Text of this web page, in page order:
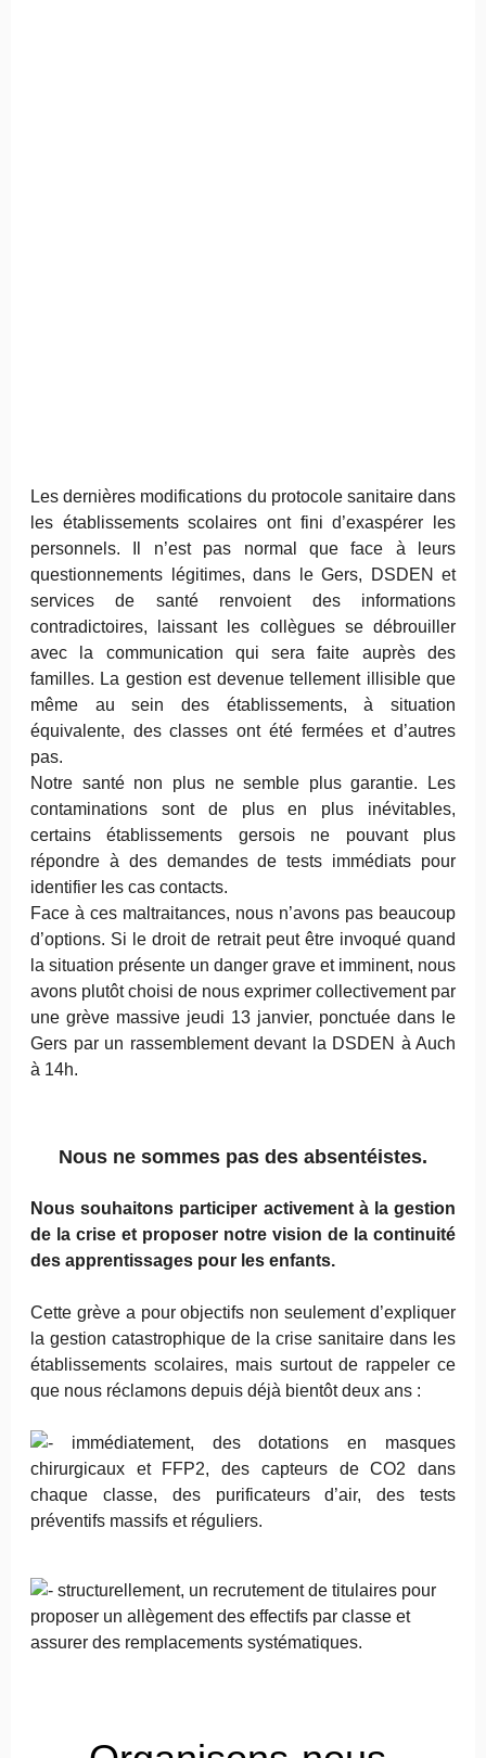
Les dernières modifications du protocole sanitaire dans
les établissements scolaires ont fini d’exaspérer les
personnels. Il n’est pas normal que face à leurs
questionnements légitimes, dans le Gers, DSDEN et
services de santé renvoient des informations
contradictoires, laissant les collègues se débrouiller
avec la communication qui sera faite auprès des
familles. La gestion est devenue tellement illisible que
même au sein des établissements, à situation
équivalente, des classes ont été fermées et d’autres
pas.
Notre santé non plus ne semble plus garantie. Les
contaminations sont de plus en plus inévitables,
certains établissements gersois ne pouvant plus
répondre à des demandes de tests immédiats pour
identifier les cas contacts.
Face à ces maltraitances, nous n’avons pas beaucoup
d’options. Si le droit de retrait peut être invoqué quand
la situation présente un danger grave et imminent, nous
avons plutôt choisi de nous exprimer collectivement par
une grève massive jeudi 13 janvier, ponctuée dans le
Gers par un rassemblement devant la DSDEN à Auch
à 14h.
Nous ne sommes pas des absentéistes.
Nous souhaitons participer activement à la gestion
de la crise et proposer notre vision de la continuité
des apprentissages pour les enfants.
Cette grève a pour objectifs non seulement d’expliquer
la gestion catastrophique de la crise sanitaire dans les
établissements scolaires, mais surtout de rappeler ce
que nous réclamons depuis déjà bientôt deux ans :
immédiatement, des dotations en masques
chirurgicaux et FFP2, des capteurs de CO2 dans
chaque classe, des purificateurs d’air, des tests
préventifs massifs et réguliers.
structurellement, un recrutement de titulaires pour
proposer un allègement des effectifs par classe et
assurer des remplacements systématiques.